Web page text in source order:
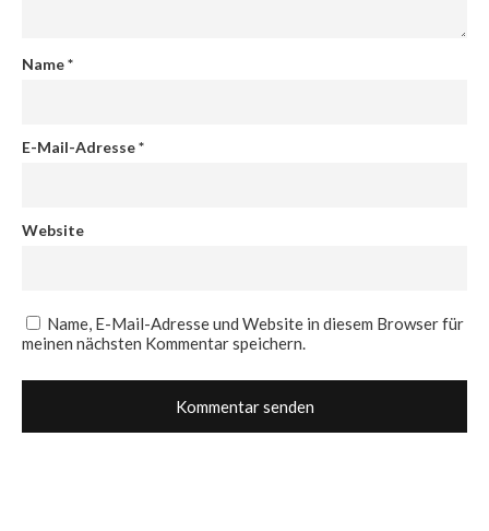
Name*
E-Mail-Adresse*
Website
Name, E-Mail-Adresse und Website in diesem Browser für
meinen nächsten Kommentar speichern.